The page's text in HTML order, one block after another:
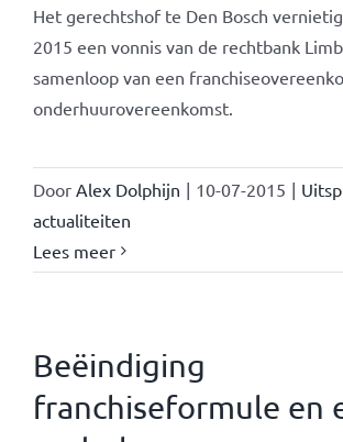
Het gerechtshof te Den Bosch
2015 een vonnis van de rechtbank
samenloop van een
onderhuurovereenkomst.
Door Alex Dolphijn | 10-07-2015 |
actualiteiten
Lees meer
Beëindiging
franchiseformule en